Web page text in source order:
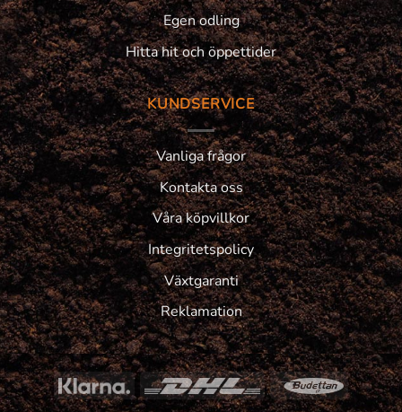
Egen odling
Hitta hit och öppettider
KUNDSERVICE
Vanliga frågor
Kontakta oss
Våra köpvillkor
Integritetspolicy
Växtgaranti
Reklamation